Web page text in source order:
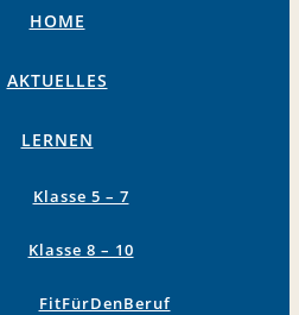
HOME
AKTUELLES
LERNEN
Klasse 5 – 7
Klasse 8 – 10
FitFürDenBeruf